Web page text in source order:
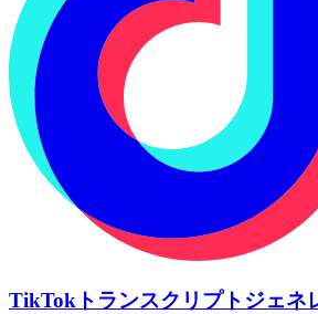
TikTokトランスクリプトジェネ